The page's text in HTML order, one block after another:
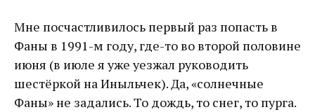
Мне посчастливилось первый раз попасть в
Фаны в 1991-м году, где-то во второй половине
июня (в июле я уже уезжал руководить
шестёркой на Иныльчек). Да, «солнечные
Фаны» не задались. То дождь, то снег, то пурга.